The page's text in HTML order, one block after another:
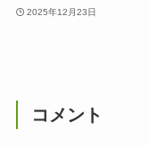
2025年12月23日
コメント